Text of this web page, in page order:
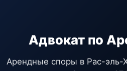
Адвокат по
Арендные споры в Рас-